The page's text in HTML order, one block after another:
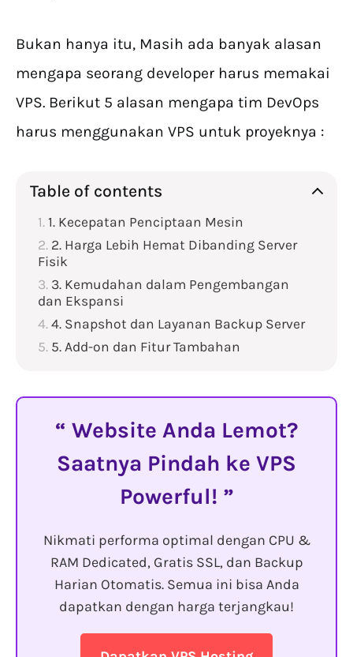
Bukan hanya itu, Masih ada banyak alasan
mengapa seorang developer harus memakai
VPS. Berikut 5 alasan mengapa tim DevOps
harus menggunakan VPS untuk proyeknya :
Table of contents
1. Kecepatan Penciptaan Mesin
2. Harga Lebih Hemat Dibanding Server
Fisik
3. Kemudahan dalam Pengembangan
dan Ekspansi
4. Snapshot dan Layanan Backup Server
5. Add-on dan Fitur Tambahan
Website Anda Lemot?
Saatnya Pindah ke VPS
Powerful!
Nikmati performa optimal dengan CPU &
RAM Dedicated, Gratis SSL, dan Backup
Harian Otomatis. Semua ini bisa Anda
dapatkan dengan harga terjangkau!